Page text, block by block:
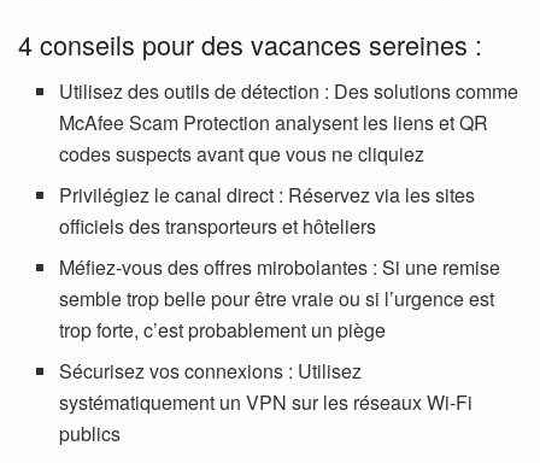
4 conseils pour des vacances sereines :
Utilisez des outils de détection : Des solutions comme
McAfee Scam Protection analysent les liens et QR
codes suspects avant que vous ne cliquiez
Privilégiez le canal direct : Réservez via les sites
officiels des transporteurs et hôteliers
Méfiez-vous des offres mirobolantes : Si une remise
semble trop belle pour être vraie ou si l’urgence est
trop forte, c’est probablement un piège
Sécurisez vos connexions : Utilisez
systématiquement un VPN sur les réseaux Wi-Fi
publics